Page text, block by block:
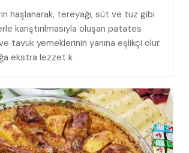
haşlanarak, tereyağı, süt ve tuz gibi
karıştırılmasıyla oluşan patates
tavuk yemeklerinin yanına eşlikçi olur.
ekstra lezzet k